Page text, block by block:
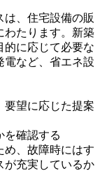
は、住宅設備の販
わたります。新築
的に応じて必要な
電など、省エネ設
要望に応じた提案
を確認する
め、故障時にはす
が充実しているか